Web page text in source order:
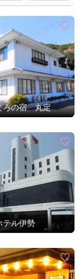
ろの宿 丸定
テル伊勢